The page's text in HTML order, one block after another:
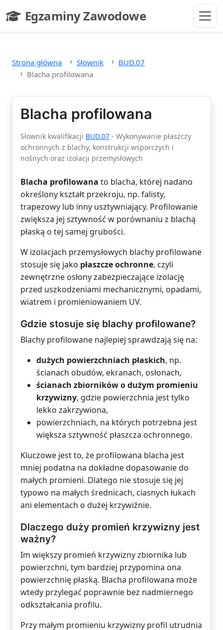
Egzaminy Zawodowe
- strona główna
Strona główna Słownik
BUD.07
Blacha profilowana
Blacha profilowana
Słownik kwalifikacji BUD.07 - Wykonywanie płaszczy
ochronnych z blachy, konstrukcji wsporczych i
nośnych oraz izolacji przemysłowych
Blacha profilowana to blacha, której nadano
określony kształt przekroju, np. falisty,
trapezowy lub inny usztywniający. Profilowanie
zwiększa jej sztywność w porównaniu z blachą
płaską o tej samej grubości.
W izolacjach przemysłowych blachy profilowane
stosuje się jako płaszcze ochronne, czyli
zewnętrzne osłony zabezpieczające izolację
przed uszkodzeniami mechanicznymi, opadami,
wiatrem i promieniowaniem UV.
Gdzie stosuje się blachy profilowane?
Blachy profilowane najlepiej sprawdzają się na:
dużych powierzchniach płaskich, np.
ścianach obudów, ekranach, osłonach,
ścianach zbiorników o dużym promieniu
krzywizny, gdzie powierzchnia jest tylko
lekko zakrzywiona,
powierzchniach, na których potrzebna jest
większa sztywność płaszcza ochronnego.
Kluczowe jest to, że profilowana blacha jest
mniej podatna na dokładne dopasowanie do
małych promieni. Dlatego nie stosuje się jej
typowo na małych średnicach, ciasnych łukach
ani elementach o dużej krzywiźnie.
Dlaczego duży promień krzywizny jest
ważny?
Im większy promień krzywizny zbiornika lub
powierzchni, tym bardziej przypomina ona
powierzchnię płaską. Blacha profilowana może
wtedy przylegać poprawnie bez nadmiernego
odkształcania profilu.
Przy małym promieniu krzywizny profil utrudnia